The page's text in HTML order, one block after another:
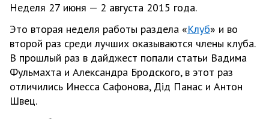
Неделя 27 июня — 2 августа 2015 года.
Это вторая неделя работы раздела «Клуб» и во
второй раз среди лучших оказываются члены клуба.
В прошлый раз в дайджест попали статьи Вадима
Фульмахта и Александра Бродского, в этот раз
отличились Инесса Сафонова, Дід Панас и Антон
Швец.